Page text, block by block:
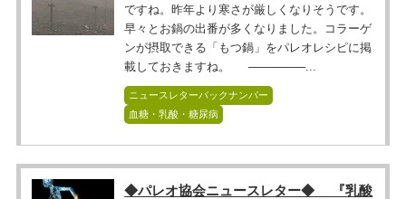
ですね。昨年より寒さが厳しくなりそうです。
早々とお鍋の出番が多くなりました。コラーゲ
ンが摂取できる「もつ鍋」をパレオレシピに掲
載しておきますね。 ───────...
ニュースレターバックナンバー
血糖・乳酸・糖尿病
◆パレオ協会ニュースレター◆ 『乳酸